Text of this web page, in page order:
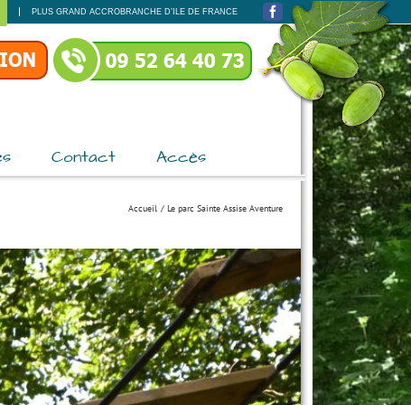
PLUS GRAND ACCROBRANCHE D’ILE DE FRANCE Facebook
Contact Accès
Accueil Le parc Sainte Assise Aventure